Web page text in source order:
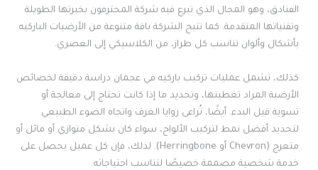
الفنادق، وهو المجال الذي تبرع فيه شركة المحترفون بخبرتها الطويلة
وتقنياتها المتقدمة. كما تتيح الشركة باقة متنوعة من الأرضيات الباركيه
بأشكال وألوان تناسب كل طراز، من الكلاسيكي إلى العصري.
كذلك، تشمل عمليات تركيب باركيه في عجمان دراسة دقيقة لخصائص
الأرضية المراد تغطيتها، وتحديد ما إذا كانت تحتاج إلى معالجة أو
تسوية قبل البدء. أيضًا، تُراعى زوايا الغرف واتجاه الضوء الطبيعي
لتحديد أفضل نمط لتركيب الألواح، سواء كان بشكل متوازي أو مائل أو
متعرج (Chevron أو Herringbone). لذلك، فإن كل عميل يحصل على
خدمة شخصية مصممة خصيصًا لتناسب احتياجاته.